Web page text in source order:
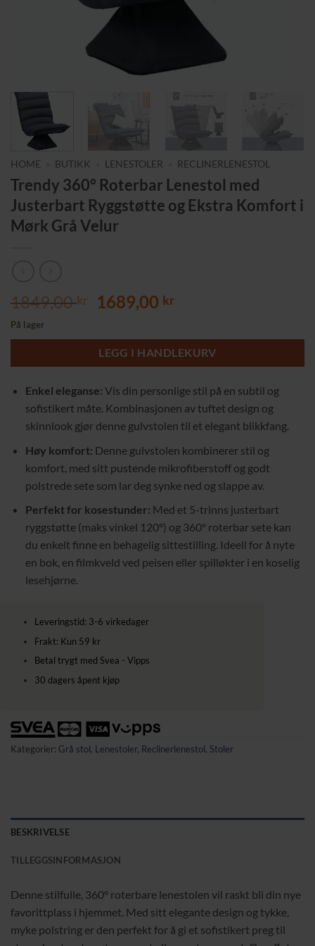
HOME BUTIKK LENESTOLER RECLINERLENESTOL
Trendy 360° Roterbar Lenestol med
Justerbart Ryggstøtte og Ekstra Komfort i
Mørk Grå Velur
1849,00kr
Opprinnelig
var:
1849,00 kr.
1689,00 krNåværende
er:
1689,00 kr.
På lager
LEGG I HANDLEKURV
Enkel eleganse: Vis din personlige stil på en subtil og
sofistikert måte. Kombinasjonen av tuftet design og
skinnlook gjør denne gulvstolen til et elegant blikkfang.
Høy komfort: Denne gulvstolen kombinerer stil og
komfort, med sitt pustende mikrofiberstoff og godt
polstrede sete som lar deg synke ned og slappe av.
Perfekt for kosestunder: Med et 5-trinns justerbart
ryggstøtte (maks vinkel 120°) og 360° roterbar sete kan
du enkelt finne en behagelig sittestilling. Ideell for å nyte
en bok, en filmkveld ved peisen eller spilløkter i en koselig
lesehjørne.
Leveringstid: 3-6 virkedager
Frakt: Kun 59 kr
Betal trygt med Svea - Vipps
30 dagers åpent kjøp
Kategorier: Grå stol, Lenestoler, Reclinerlenestol, Stoler
BESKRIVELSE
TILLEGGSINFORMASJON
Denne stilfulle, 360° roterbare lenestolen vil raskt bli din nye
favorittplass i hjemmet. Med sitt elegante design og tykke,
myke polstring er den perfekt for å gi et sofistikert preg til